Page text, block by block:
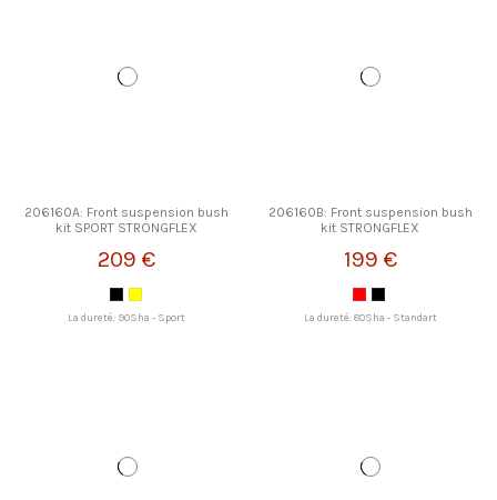
206160A: Front suspension bush
kit SPORT STRONGFLEX
209 €
La dureté: 90Sha - Sport
206160B: Front suspension bush
kit STRONGFLEX
199 €
La dureté: 80Sha - Standart